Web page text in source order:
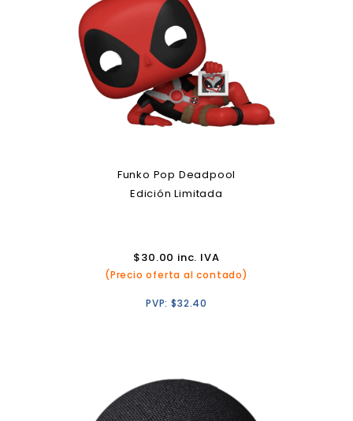
Funko Pop Deadpool
Edición Limitada
$30.00 inc. IVA
(Precio oferta al contado)
PVP:$32.40